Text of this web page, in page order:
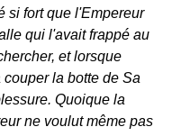
si fort que l'Empereur
qui l'avait frappé au
et lorsque
la botte de Sa
Quoique la
ne voulut même pas